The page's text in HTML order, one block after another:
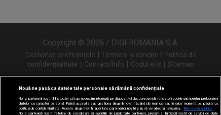
Copyright © 2026 / DIGI ROMANIA S.A.
Gestionați preferințele | Termeni și condiții | Politica de
confidențialitate | Contact/Info | Codul etic | Sitemap
Urmărește-ne și pe
Nouă ne pasă ca datele tale personale să rămână confidențiale
Noi și partenerii noștri31 stocăm și/sau accesăm informații pe dispozitivul dvs., precum identificatorii cookie unici pentru prelucrarea
datelor cu caracter personal. Puteți accepta sau gestiona alegerile dvs. făcând clic mai jos sau în orice moment, pe pagina cu
politica de confidențialitate. Aceste alegeri vor fi raportate partenerilor noștri și nu vă vor afecta navigarea.
Mai multe detalii
Noi si partenerii nostri (retelele de socializare si agentiile de publicitate partenere, precum si furnizorii nostri de servicii de date